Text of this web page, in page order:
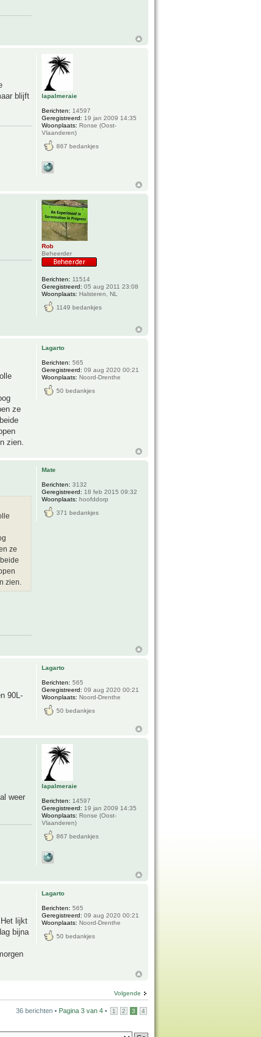
blijft
lapalmeraie
Berichten: 14597
Geregistreerd: 19 jan 2009 14:35
Woonplaats: Ronse (Oost-
Vlaanderen)
867 bedankjes
Rob
Beheerder
Berichten: 11514
Geregistreerd: 05 aug 2011 23:08
Woonplaats: Halsteren, NL
1149 bedankjes
ze
zien.
Lagarto
Berichten: 565
Geregistreerd: 09 aug 2020 00:21
Woonplaats: Noord-Drenthe
50 bedankjes
ze
zien.
Mate
Berichten: 3132
Geregistreerd: 18 feb 2015 09:32
Woonplaats: hoofddorp
371 bedankjes
90L-
Lagarto
Berichten: 565
Geregistreerd: 09 aug 2020 00:21
Woonplaats: Noord-Drenthe
50 bedankjes
weer
lapalmeraie
Berichten: 14597
Geregistreerd: 19 jan 2009 14:35
Woonplaats: Ronse (Oost-
Vlaanderen)
867 bedankjes
lijkt
bijna
Lagarto
Berichten: 565
Geregistreerd: 09 aug 2020 00:21
Woonplaats: Noord-Drenthe
50 bedankjes
Volgende
36 berichten • Pagina 3 van 4 • 1 2 3 4